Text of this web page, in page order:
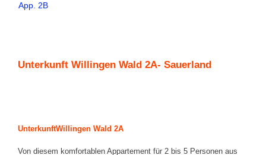
App. 2B
Unterkunft Willingen Wald 2A- Sauerland
UnterkunftWillingen Wald 2A
Von diesem komfortablen Appartement für 2 bis 5 Personen aus